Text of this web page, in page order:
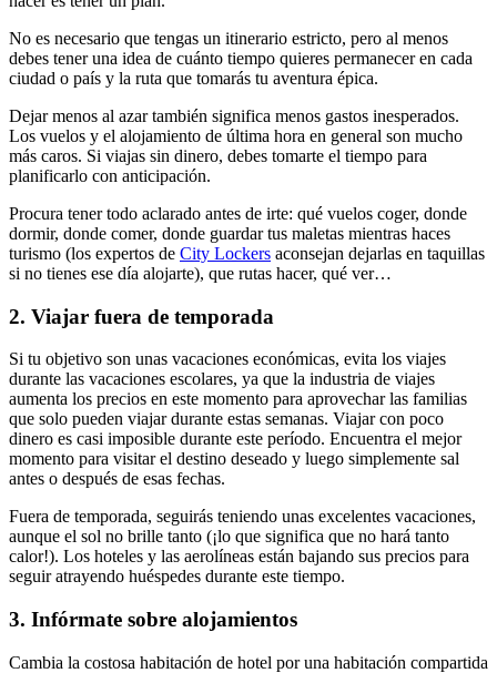
No es necesario que tengas un itinerario estricto, pero al menos
debes tener una idea de cuánto tiempo quieres permanecer en cada
ciudad o país y la ruta que tomarás tu aventura épica.
Dejar menos al azar también significa menos gastos inesperados.
Los vuelos y el alojamiento de última hora en general son mucho
más caros. Si viajas sin dinero, debes tomarte el tiempo para
planificarlo con anticipación.
Procura tener todo aclarado antes de irte: qué vuelos coger, donde
dormir, donde comer, donde guardar tus maletas mientras haces
turismo (los expertos de City Lockers aconsejan dejarlas en taquillas
si no tienes ese día alojarte), que rutas hacer, qué ver…
2. Viajar fuera de temporada
Si tu objetivo son unas vacaciones económicas, evita los viajes
durante las vacaciones escolares, ya que la industria de viajes
aumenta los precios en este momento para aprovechar las familias
que solo pueden viajar durante estas semanas. Viajar con poco
dinero es casi imposible durante este período. Encuentra el mejor
momento para visitar el destino deseado y luego simplemente sal
antes o después de esas fechas.
Fuera de temporada, seguirás teniendo unas excelentes vacaciones,
aunque el sol no brille tanto (¡lo que significa que no hará tanto
calor!). Los hoteles y las aerolíneas están bajando sus precios para
seguir atrayendo huéspedes durante este tiempo.
3. Infórmate sobre alojamientos
Cambia la costosa habitación de hotel por una habitación compartida